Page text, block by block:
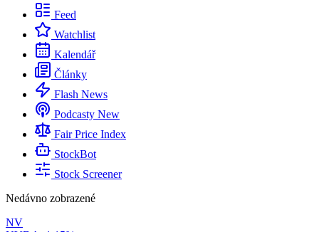
Feed
Watchlist
Kalendář
Články
Flash News
Podcasty New
Fair Price Index
StockBot
Stock Screener
Nedávno zobrazené
NV